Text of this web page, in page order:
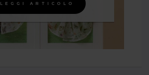
LEGGI ARTICOLO